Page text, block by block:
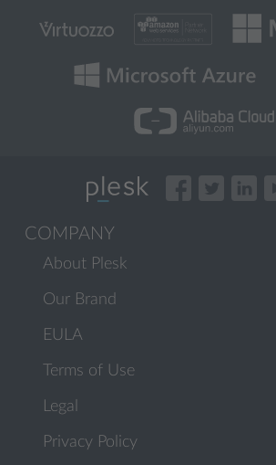
COMPANY
About Plesk
Our Brand
EULA
Terms of Use
Legal
Privacy Policy